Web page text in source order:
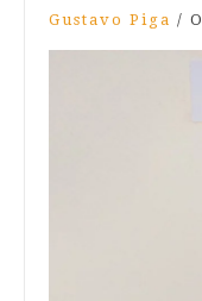
Gustavo Piga /